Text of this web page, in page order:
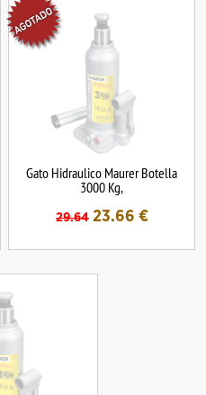
Gato Hidraulico Maurer Botella
3000 Kg,
29.64 23.66 €